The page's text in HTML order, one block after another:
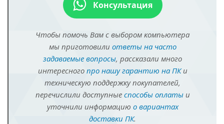
Консультация
Чтобы помочь Вам с выбором компьютера
мы приготовили ответы на часто
задаваемые вопросы, рассказали много
интересного про нашу гарантию на ПКи
техническую поддержку покупателей,
перечислили доступные способы оплатыи
уточнили информацию о вариантах
доставки ПК.